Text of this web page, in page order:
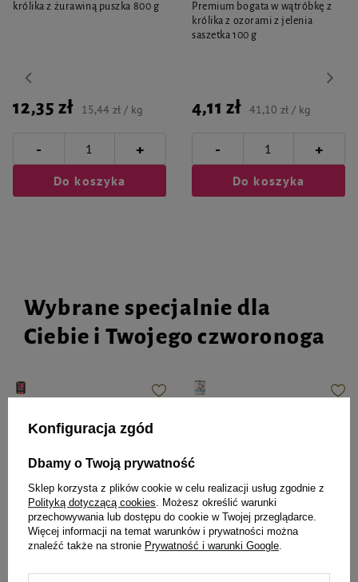
królika z żurawiną puszka 800 g
12,35 zł 15,44 zł / kg
- +
Do koszyka
Premium bogata w wątróbkę z
królika z ozorami z jelenia
saszetka 100 g
4,11 zł 41,10 zł / kg
- +
Do koszyka
Wybrane specjalnie dla
Ciebie i Twojego czworonoga
wołowiną 800 g
8,39 zł 10,49 zł / kg
Najniższa cena z 30 dni przed
obniżką 14,99 zł -33%
9,99 zł
Konfiguracja zgód
Dbamy o Twoją prywatność
Sklep korzysta z plików cookie w celu realizacji usług zgodnie z
Polityką dotyczącą cookies. Możesz określić warunki
przechowywania lub dostępu do cookie w Twojej przeglądarce.
Więcej informacji na temat warunków i prywatności można
znaleźć także na stronie Prywatność i warunki Google.